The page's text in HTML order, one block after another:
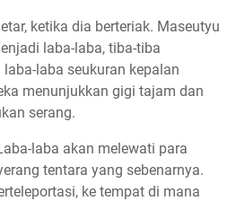
ketika dia berteriak. Maseutyu
laba-laba, tiba-tiba
laba seukuran kepalan
menunjukkan gigi tajam dan
serang.
laba akan melewati para
tentara yang sebenarnya.
ke tempat di mana